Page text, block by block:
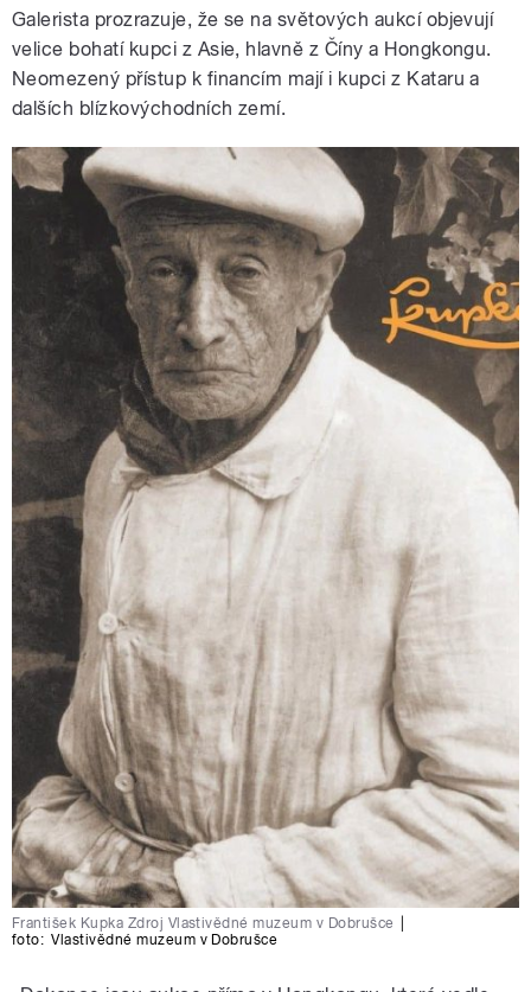
Galerista prozrazuje, že se na světových aukcí objevují
velice bohatí kupci z Asie, hlavně z Číny a Hongkongu.
Neomezený přístup k financím mají i kupci z Kataru a
dalších blízkovýchodních zemí.
František Kupka Zdroj Vlastivědné muzeum v Dobrušce
foto: Vlastivědné muzeum v Dobrušce